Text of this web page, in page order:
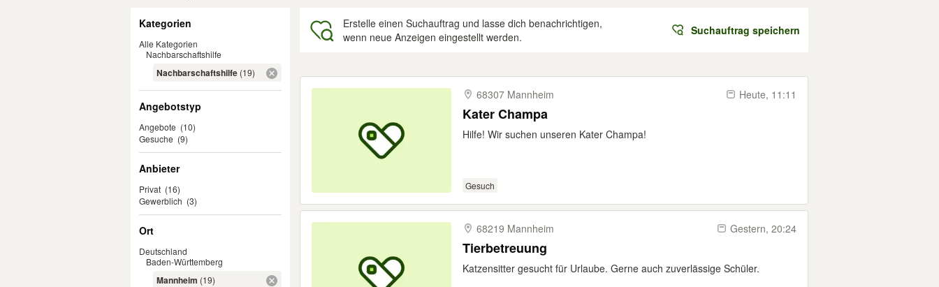
Kategorien
Alle Kategorien
Nachbarschaftshilfe
Nachbarschaftshilfe (19)
Angebotstyp
Angebote (10)
Gesuche (9)
Anbieter
Privat (16)
Gewerblich (3)
Ort
Deutschland
Baden-Württemberg
Mannheim (19)
Erstelle einen Suchauftrag und lasse dich benachrichtigen,
wenn neue Anzeigen eingestellt werden.
Suchauftrag speichern
68307 Mannheim
Heute, 11:11
Kater Champa
Hilfe! Wir suchen unseren Kater Champa!
Gesuch
68219 Mannheim Gestern, 20:24
Tierbetreuung
Katzensitter gesucht für Urlaube. Gerne auch zuverlässige Schüler.